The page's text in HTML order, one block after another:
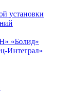
установки
«Болид»
Интеграл»